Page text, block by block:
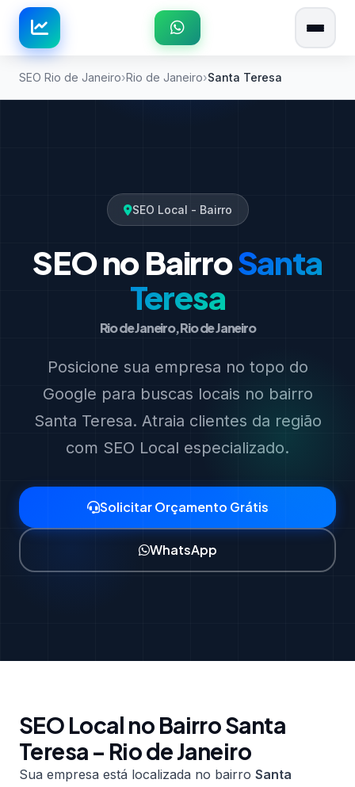
SEO Rio de Janeiro Rio de Janeiro Santa Teresa
SEO Local - Bairro
SEO no BairroSanta
Teresa
Rio de Janeiro, Rio de Janeiro
Posicione sua empresa no topo do
Google para buscas locais no bairro
Santa Teresa. Atraia clientes da região
com SEO Local especializado.
Solicitar Orçamento Grátis
WhatsApp
SEO Local no Bairro Santa
Teresa – Rio de Janeiro
Sua empresa está localizada no bairro Santa